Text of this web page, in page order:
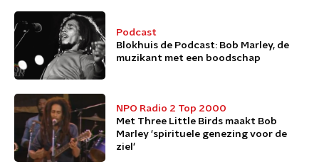
Podcast
Blokhuis de Podcast: Bob Marley, de
muzikant met een boodschap
NPO Radio 2 Top 2000
Met Three Little Birds maakt Bob
Marley 'spirituele genezing voor de
ziel'